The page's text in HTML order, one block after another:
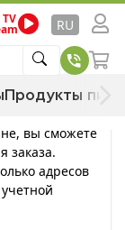
RU
Продукты
вы сможете
заказа.
адресов